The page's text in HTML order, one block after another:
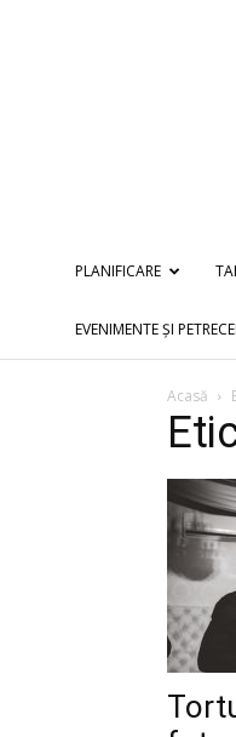
PLANIFICARE
EVENIMENTE ȘI
Acasă